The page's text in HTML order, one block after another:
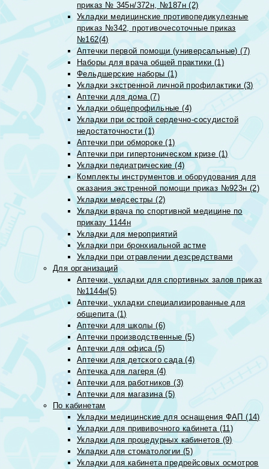
приказ № 345н/372н, №187н (2)
Укладки медицинские противопедикулезные
приказ №342, противочесоточные приказ
№162(4)
Аптечки первой помощи (универсальные) (7)
Наборы для врача общей практики (1)
Фельдшерские наборы (1)
Укладки экстренной личной профилактики (3)
Аптечки для дома (7)
Укладки общепрофильные (4)
Укладки при острой сердечно-сосудистой
недостаточности (1)
Аптечки при обмороке (1)
Аптечки при гипертоническом кризе (1)
Укладки педиатрические (4)
Комплекты инструментов и оборудования для
оказания экстренной помощи приказ №923н (2)
Укладки медсестры (2)
Укладки врача по спортивной медицине по
приказу 1144н
Укладки для мероприятий
Укладки при бронхиальной астме
Укладки при отравлении дезсредствами
Для организаций
Аптечки, укладки для спортивных залов приказ
№1144н(5)
Аптечки, укладки специализированные для
общепита (1)
Аптечки для школы (6)
Аптечки производственные (5)
Аптечки для офиса (5)
Аптечки для детского сада (4)
Аптечка для лагеря (4)
Аптечки для работников (3)
Аптечки для магазина (5)
По кабинетам
Укладки медицинские для оснащения ФАП (14)
Укладки для прививочного кабинета (11)
Укладки для процедурных кабинетов (9)
Укладки для стоматологии (5)
Укладки для кабинета предрейсовых осмотров